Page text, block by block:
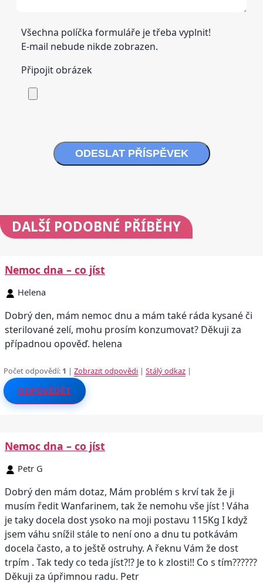
Všechna políčka formuláře je třeba vyplnit!
E-mail nebude nikde zobrazen.
Připojit obrázek
ODESLAT PŘÍSPĚVEK
DALŠÍ PODOBNÉ PŘÍBĚHY
Nemoc dna – co jíst
Helena
Dobrý den, mám nemoc dnu a mám také ráda kysané či
sterilované zelí, mohu prosím konzumovat? Děkuji za
případnou opověď. helena
Počet odpovědí: 1 |Zobrazit odpovědi |Stálý odkaz |
ODPOVĚDĚT
Nemoc dna – co jíst
Petr G
Dobrý den mám dotaz, Mám problém s krví tak že ji
musím ředit Wanfarinem, tak že nemohu vše jíst ! Váha
je taky docela dost ysoko na moji postavu 115Kg I když
jsem váhu snížil stále to není ono a dnu tu potkávám
docela často, a to ještě ostruhy. A řeknu Vám že dost
trpím . Tak tedy co teda jíst?!? Je to k zlosti!! Co s tím??????
Děkuji za úpřimnou radu. Petr